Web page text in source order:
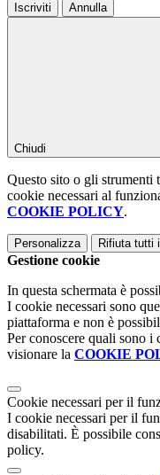
Iscriviti Annulla
Chiudi
Questo sito o gli strumenti
cookie necessari al
COOKIE POLICY.
Personalizza Rifiuta tutti
Gestione cookie
In questa schermata è
I cookie necessari sono
piattaforma e non è
Per conoscere quali sono i
visionare la COOKIE
Cookie necessari per il
I cookie necessari per il
disabilitati. È possibile
policy.